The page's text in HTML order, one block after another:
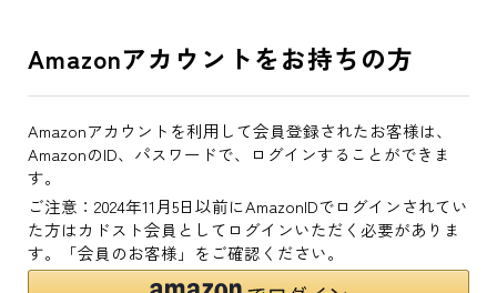
Amazonアカウントをお持ちの方
Amazonアカウントを利用して会員登録されたお客様は、
AmazonのID、パスワードで、ログインすることができま
す。
ご注意：2024年11月5日以前にAmazonIDでログインされてい
た方はカドスト会員としてログインいただく必要がありま
す。「会員のお客様」をご確認ください。